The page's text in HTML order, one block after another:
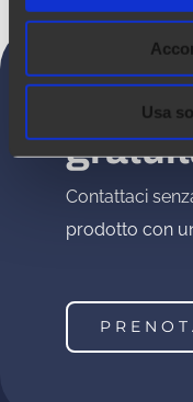
Usa
Contattaci
prodotto con